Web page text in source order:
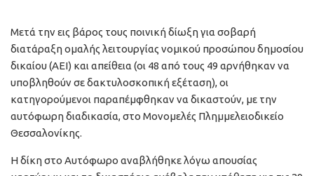
Μετά την εις βάρος τους ποινική δίωξη για σοβαρή
διατάραξη ομαλής λειτουργίας νομικού προσώπου δημοσίου
δικαίου (ΑΕΙ) και απείθεια (οι 48 από τους 49 αρνήθηκαν να
υποβληθούν σε δακτυλοσκοπική εξέταση), οι
κατηγορούμενοι παραπέμφθηκαν να δικαστούν, με την
αυτόφωρη διαδικασία, στο Μονομελές Πλημμελειοδικείο
Θεσσαλονίκης.
Η δίκη στο Αυτόφωρο αναβλήθηκε λόγω απουσίας